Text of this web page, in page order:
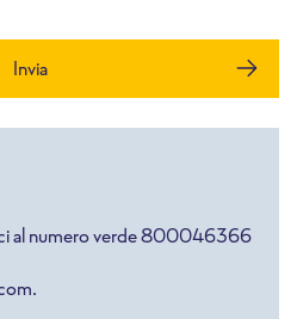
Invia
al numero verde 800046366